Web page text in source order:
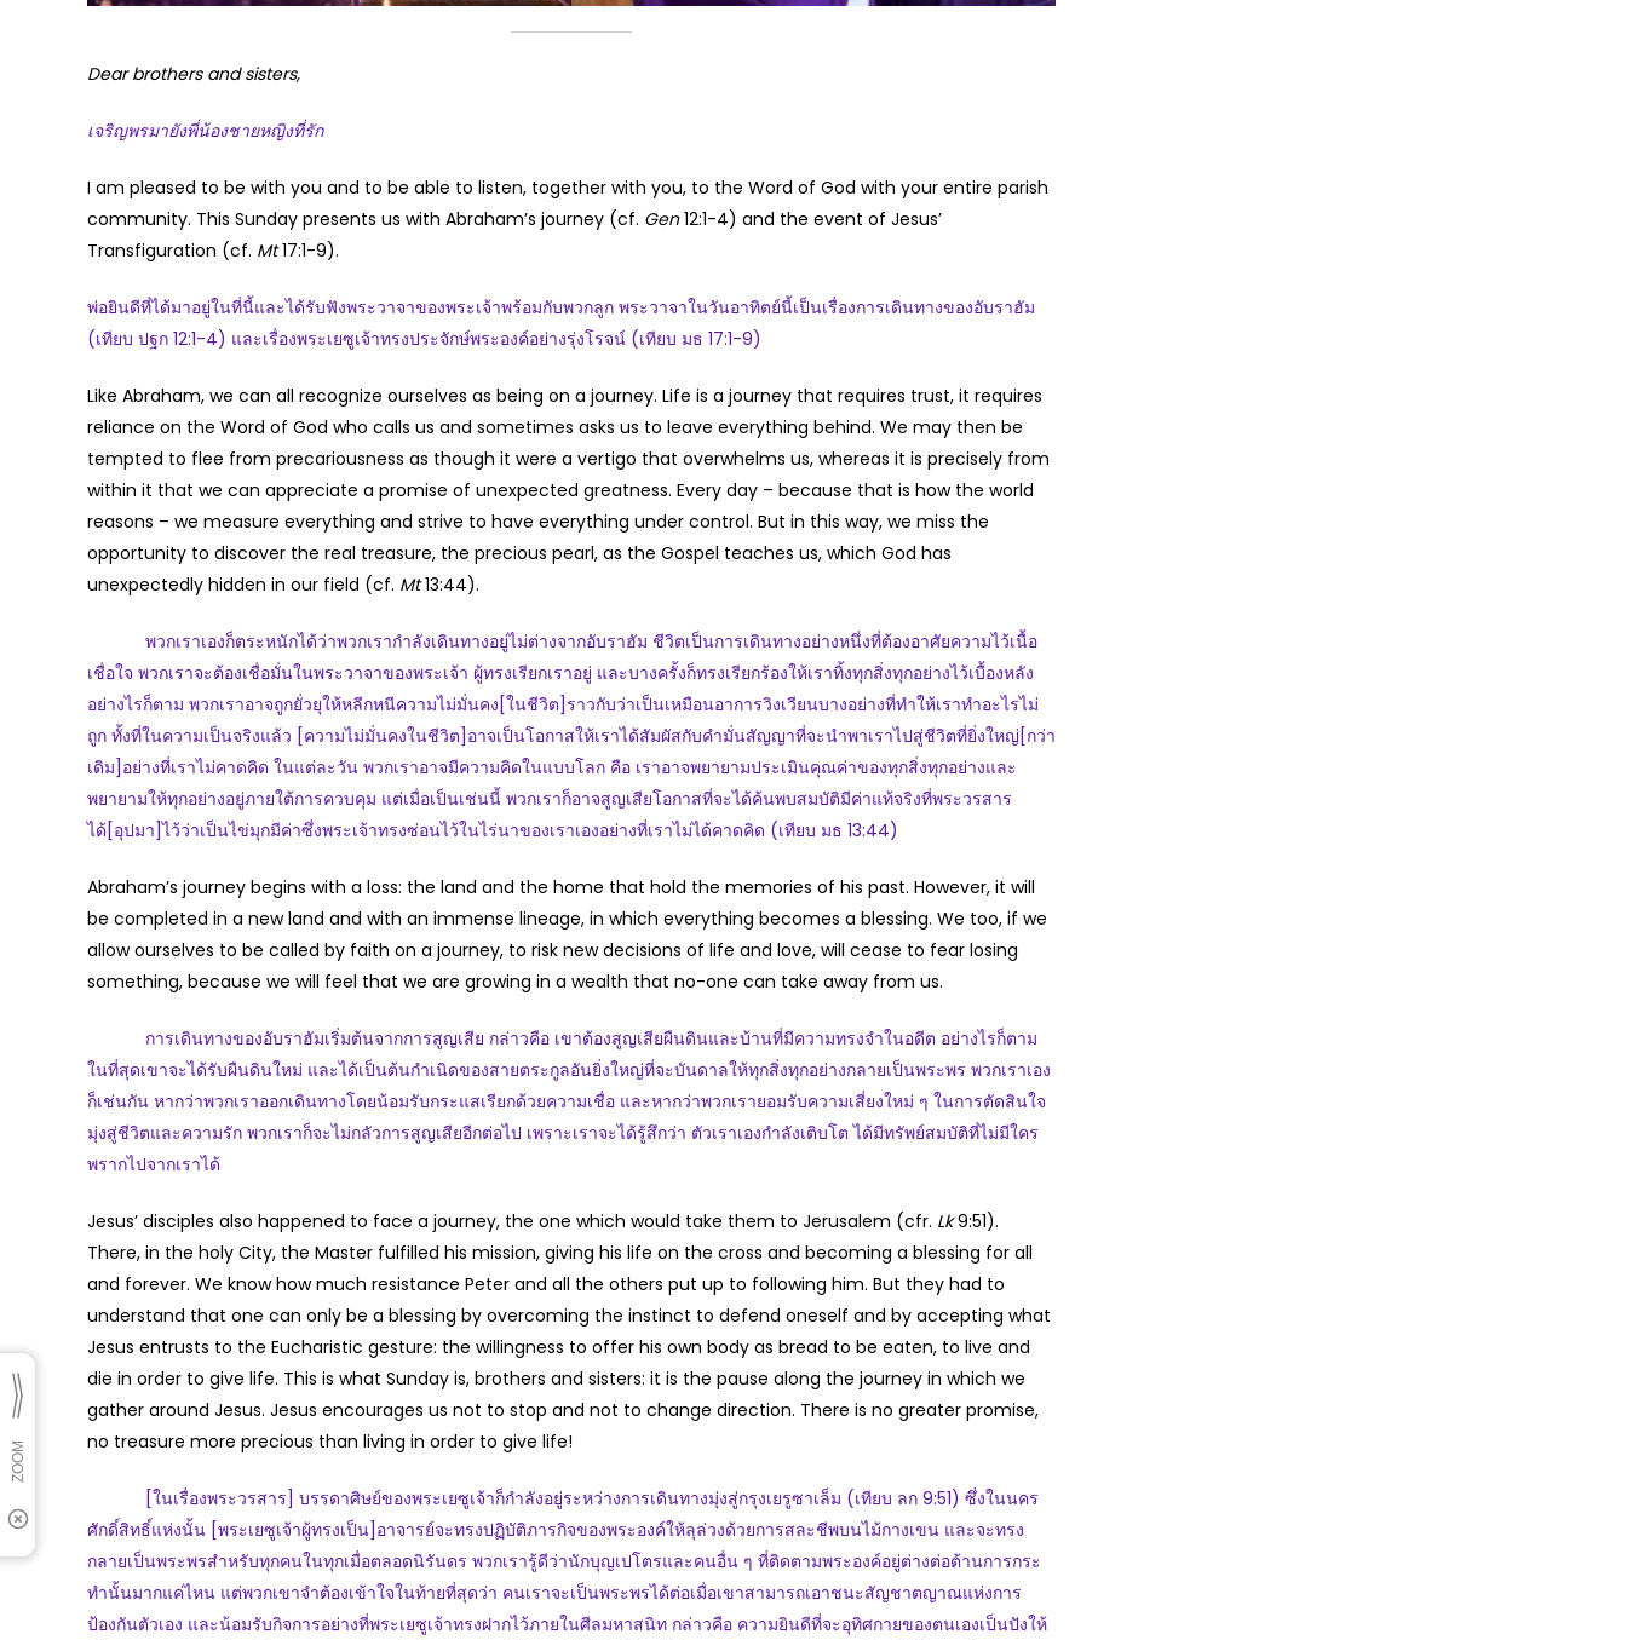
Dear brothers and sisters,
เจริญพรมายังพี่น้องชายหญิงที่รัก
I am pleased to be with you and to be able to listen, together with you, to the Word of God with your entire parish
community. This Sunday presents us with Abraham’s journey (cf. Gen12:1-4) and the event of Jesus’
Transfiguration (cf. Mt17:1-9).
พ่อยินดีที่ได้มาอยู่ในที่นี้และได้รับฟังพระวาจาของพระเจ้าพร้อมกับพวกลูก พระวาจาในวันอาทิตย์นี้เป็นเรื่องการเดินทางของอับราฮัม
(เทียบ ปฐก 12:1-4) และเรื่องพระเยซูเจ้าทรงประจักษ์พระองค์อย่างรุ่งโรจน์ (เทียบ มธ 17:1-9)
Like Abraham, we can all recognize ourselves as being on a journey. Life is a journey that requires trust, it requires
reliance on the Word of God who calls us and sometimes asks us to leave everything behind. We may then be
tempted to flee from precariousness as though it were a vertigo that overwhelms us, whereas it is precisely from
within it that we can appreciate a promise of unexpected greatness. Every day – because that is how the world
reasons – we measure everything and strive to have everything under control. But in this way, we miss the
opportunity to discover the real treasure, the precious pearl, as the Gospel teaches us, which God has
unexpectedly hidden in our field (cf. Mt13:44).
พวกเราเองก็ตระหนักได้ว่าพวกเรากำลังเดินทางอยู่ไม่ต่างจากอับราฮัม ชีวิตเป็นการเดินทางอย่างหนึ่งที่ต้องอาศัยความไว้เนื้อ
เชื่อใจ พวกเราจะต้องเชื่อมั่นในพระวาจาของพระเจ้า ผู้ทรงเรียกเราอยู่ และบางครั้งก็ทรงเรียกร้องให้เราทิ้งทุกสิ่งทุกอย่างไว้เบื้องหลัง
อย่างไรก็ตาม พวกเราอาจถูกยั่วยุให้หลีกหนีความไม่มั่นคง[ในชีวิต]ราวกับว่าเป็นเหมือนอาการวิงเวียนบางอย่างที่ทำให้เราทำอะไรไม่
ถูก ทั้งที่ในความเป็นจริงแล้ว [ความไม่มั่นคงในชีวิต]อาจเป็นโอกาสให้เราได้สัมผัสกับคำมั่นสัญญาที่จะนำพาเราไปสู่ชีวิตที่ยิ่งใหญ่[กว่า
เดิม]อย่างที่เราไม่คาดคิด ในแต่ละวัน พวกเราอาจมีความคิดในแบบโลก คือ เราอาจพยายามประเมินคุณค่าของทุกสิ่งทุกอย่างและ
พยายามให้ทุกอย่างอยู่ภายใต้การควบคุม แต่เมื่อเป็นเช่นนี้ พวกเราก็อาจสูญเสียโอกาสที่จะได้ค้นพบสมบัติมีค่าแท้จริงที่พระวรสาร
ได้[อุปมา]ไว้ว่าเป็นไข่มุกมีค่าซึ่งพระเจ้าทรงซ่อนไว้ในไร่นาของเราเองอย่างที่เราไม่ได้คาดคิด (เทียบ มธ 13:44)
Abraham’s journey begins with a loss: the land and the home that hold the memories of his past. However, it will
be completed in a new land and with an immense lineage, in which everything becomes a blessing. We too, if we
allow ourselves to be called by faith on a journey, to risk new decisions of life and love, will cease to fear losing
something, because we will feel that we are growing in a wealth that no-one can take away from us.
การเดินทางของอับราฮัมเริ่มต้นจากการสูญเสีย กล่าวคือ เขาต้องสูญเสียผืนดินและบ้านที่มีความทรงจำในอดีต อย่างไรก็ตาม
ในที่สุดเขาจะได้รับผืนดินใหม่ และได้เป็นต้นกำเนิดของสายตระกูลอันยิ่งใหญ่ที่จะบันดาลให้ทุกสิ่งทุกอย่างกลายเป็นพระพร พวกเราเอง
ก็เช่นกัน หากว่าพวกเราออกเดินทางโดยน้อมรับกระแสเรียกด้วยความเชื่อ และหากว่าพวกเรายอมรับความเสี่ยงใหม่ ๆ ในการตัดสินใจ
มุ่งสู่ชีวิตและความรัก พวกเราก็จะไม่กลัวการสูญเสียอีกต่อไป เพราะเราจะได้รู้สึกว่า ตัวเราเองกำลังเติบโต ได้มีทรัพย์สมบัติที่ไม่มีใคร
พรากไปจากเราได้
Jesus’ disciples also happened to face a journey, the one which would take them to Jerusalem (cfr. Lk9:51).
There, in the holy City, the Master fulfilled his mission, giving his life on the cross and becoming a blessing for all
and forever. We know how much resistance Peter and all the others put up to following him. But they had to
understand that one can only be a blessing by overcoming the instinct to defend oneself and by accepting what
Jesus entrusts to the Eucharistic gesture: the willingness to offer his own body as bread to be eaten, to live and
die in order to give life. This is what Sunday is, brothers and sisters: it is the pause along the journey in which we
gather around Jesus. Jesus encourages us not to stop and not to change direction. There is no greater promise,
no treasure more precious than living in order to give life!
[ในเรื่องพระวรสาร] บรรดาศิษย์ของพระเยซูเจ้าก็กำลังอยู่ระหว่างการเดินทางมุ่งสู่กรุงเยรูซาเล็ม (เทียบ ลก 9:51) ซึ่งในนคร
ศักดิ์สิทธิ์แห่งนั้น [พระเยซูเจ้าผู้ทรงเป็น]อาจารย์จะทรงปฏิบัติภารกิจของพระองค์ให้ลุล่วงด้วยการสละชีพบนไม้กางเขน และจะทรง
กลายเป็นพระพรสำหรับทุกคนในทุกเมื่อตลอดนิรันดร พวกเรารู้ดีว่านักบุญเปโตรและคนอื่น ๆ ที่ติดตามพระองค์อยู่ต่างต่อต้านการกระ
ทำนั้นมากแค่ไหน แต่พวกเขาจำต้องเข้าใจในท้ายที่สุดว่า คนเราจะเป็นพระพรได้ต่อเมื่อเขาสามารถเอาชนะสัญชาตญาณแห่งการ
ป้องกันตัวเอง และน้อมรับกิจการอย่างที่พระเยซูเจ้าทรงฝากไว้ภายในศีลมหาสนิท กล่าวคือ ความยินดีที่จะอุทิศกายของตนเองเป็นปังให้